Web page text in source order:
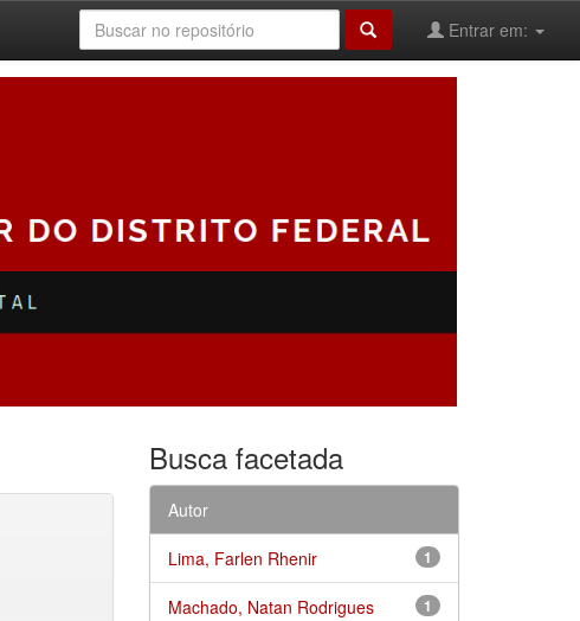
Entrar em:
Busca facetada
Autor
1
Lima, Farlen Rhenir
1
Machado, Natan Rodrigues